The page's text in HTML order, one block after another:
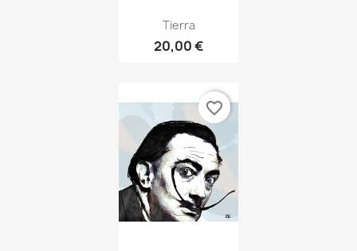
Tierra
20,00 €
favorite_border